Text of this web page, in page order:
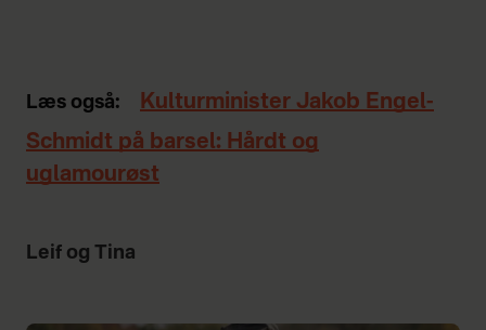
Læs også:
Kulturminister Jakob Engel-
Schmidt på barsel: Hårdt og
uglamourøst
Leif og Tina